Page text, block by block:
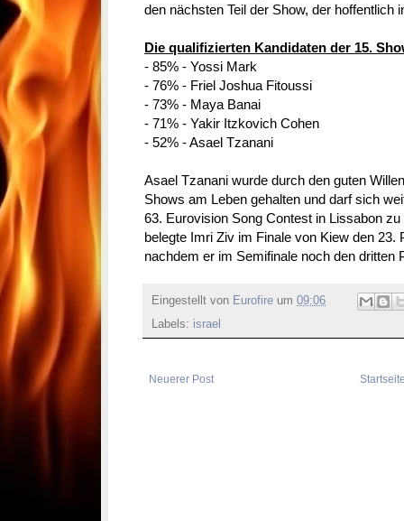
den nächsten Teil der Show, der hoffentlich
Die qualifizierten Kandidaten der 15.
- 85% - Yossi Mark
- 76% - Friel Joshua Fitoussi
- 73% - Maya Banai
- 71% - Yakir Itzkovich Cohen
- 52% - Asael Tzanani
Asael Tzanani wurde durch den guten
Shows am Leben gehalten und darf sich
63. Eurovision Song Contest in Lissabon
belegte Imri Ziv im Finale von Kiew den 23.
nachdem er im Semifinale noch den dritten
Eingestellt von Eurofire um 09:06
Labels: israel
Neuerer Post